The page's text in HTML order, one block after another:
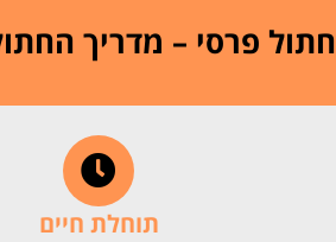
חתול פרסי – מדריך
תוחלת חיים